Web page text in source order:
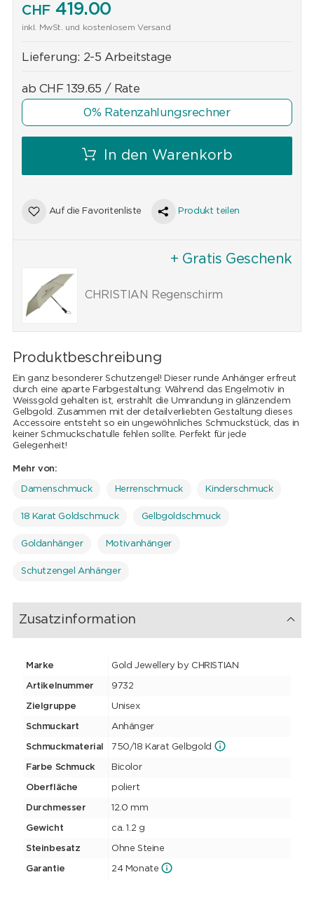
CHF419.00
inkl. MwSt. und kostenlosem Versand
Lieferung: 2-5 Arbeitstage
ab CHF139.65 / Rate
0% Ratenzahlungsrechner
In den Warenkorb
Auf die Favoritenliste Produkt teilen
+ Gratis Geschenk
CHRISTIAN Regenschirm
Produktbeschreibung
Ein ganz besonderer Schutzengel! Dieser runde Anhänger erfreut
durch eine aparte Farbgestaltung: Während das Engelmotiv in
Weissgold gehalten ist, erstrahlt die Umrandung in glänzendem
Gelbgold. Zusammen mit der detailverliebten Gestaltung dieses
Accessoire entsteht so ein ungewöhnliches Schmuckstück, das in
keiner Schmuckschatulle fehlen sollte. Perfekt für jede
Gelegenheit!
Mehr von:
Damenschmuck Herrenschmuck Kinderschmuck
18 Karat Goldschmuck Gelbgoldschmuck
Goldanhänger Motivanhänger
Schutzengel Anhänger
Zusatzinformation
Marke Gold Jewellery by CHRISTIAN
Artikelnummer 9732
Zielgruppe Unisex
Schmuckart Anhänger
Schmuckmaterial 750/18 Karat Gelbgold
Farbe Schmuck Bicolor
Oberfläche poliert
Durchmesser 12.0 mm
Gewicht ca. 1.2 g
Steinbesatz Ohne Steine
Garantie 24 Monate